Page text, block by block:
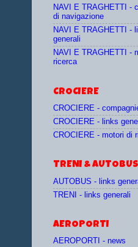
NAVI E TRAGHETTI -
di navigazione
NAVI E TRAGHETTI -
generali
NAVI E TRAGHETTI -
ricerca
CROCIERE
CROCIERE -
CROCIERE - links
CROCIERE - motori di
TRENI & AUTOBUS
AUTOBUS - links
TRENI - links generali
AEROPORTI
AEROPORTI - news